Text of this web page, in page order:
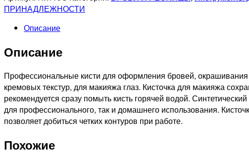
кистей
окрашивания
2пр.
ПРИНАДЛЕЖНОСТИ
Описание
Описание
Профессиональные кисти для оформления бровей,
кремовых текстур, для макияжа глаз. Кисточка для макияжа
рекомендуется сразу помыть кисть горячей водой.
для профессионального, так и домашнего использования.
позволяет добиться четких контуров при работе.
Похожие